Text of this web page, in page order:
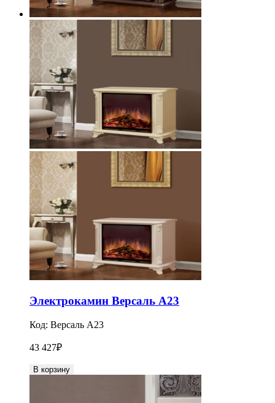
Электрокамин Версаль A23
Код: Версаль A23
43 427₽
В корзину